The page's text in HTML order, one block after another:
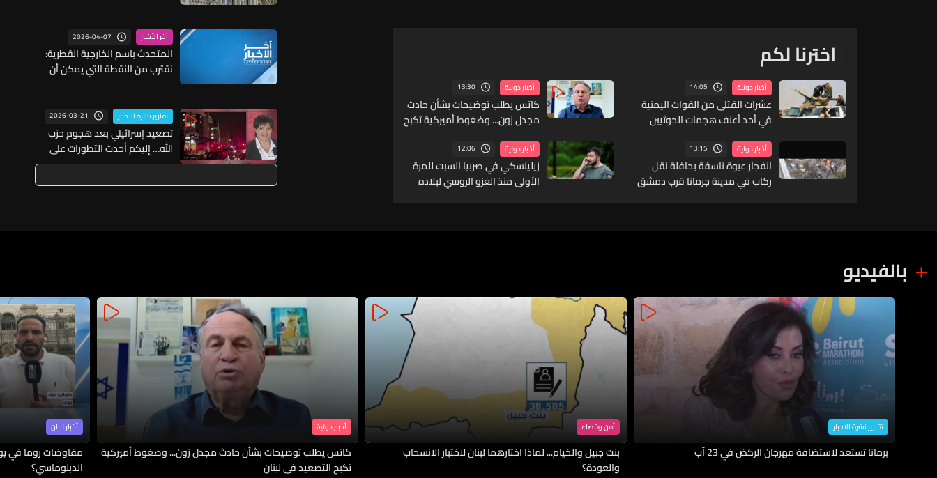
اخترنا لكم
أخبار دولية 14:05
عشرات القتلى من القوات اليمنية
في أحد أعنف هجمات الحوثيين
أخبار دولية 13:30
كاتس يطلب توضيحات بشأن حادث
مجدل زون... وضغوط أميركية تكبح
أخبار دولية 13:15
انفجار عبوة ناسفة بحافلة نقل
ركاب في مدينة جرمانا قرب دمشق
أخبار دولية 12:06
زيلينسكي في صربيا السبت للمرة
الأولى منذ الغزو الروسي لبلاده
آخر الأخبار 2026-04-07
المتحدث باسم الخارجية القطرية:
نقترب من النقطة التي يمكن أن
تقارير نشرة الاخبار 2026-03-21
تصعيد إسرائيلي بعد هجوم حزب
الله… إليكم أحدث التطورات على
الجبهات
بالفيديو
تقارير نشرة الاخبار
برمانا تستعد لاستضافة مهرجان الركض في 23 آب
أمن وقضاء
بنت جبيل والخيام... لماذا اختارهما لبنان لاختبار الانسحاب
والعودة؟
أخبار دولية
كاتس يطلب توضيحات بشأن حادث مجدل زون... وضغوط أميركية
تكبح التصعيد في لبنان
أخبار لبنان
مفاوضات روما في
الدبلوماسي؟